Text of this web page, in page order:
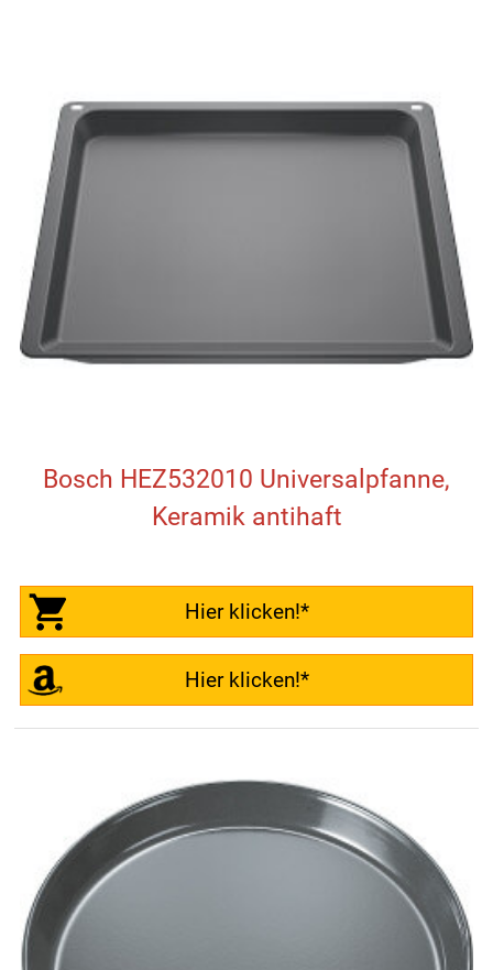
Bosch HEZ532010 Universalpfanne,
Keramik antihaft
Hier klicken!*
Hier klicken!*